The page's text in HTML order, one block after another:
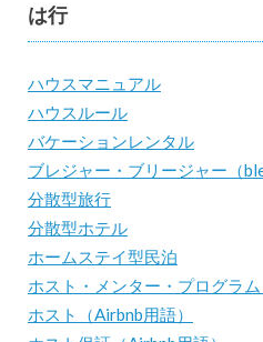
は行
ハウスマニュアル
ハウスルール
バケーションレンタル
ブレジャー・ブリージャー（
分散型旅行
分散型ホテル
ホームステイ型民泊
ホスト・メンター・プログラム
ホスト（Airbnb用語）